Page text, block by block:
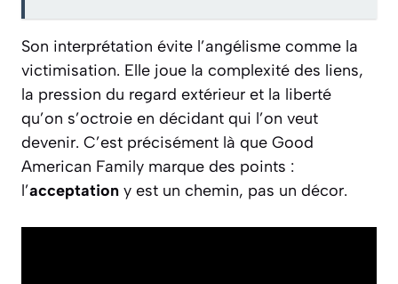
Son interprétation évite l’angélisme comme la
victimisation. Elle joue la complexité des liens,
la pression du regard extérieur et la liberté
qu’on s’octroie en décidant qui l’on veut
devenir. C’est précisément là que Good
American Family marque des points :
l’acceptation y est un chemin, pas un décor.